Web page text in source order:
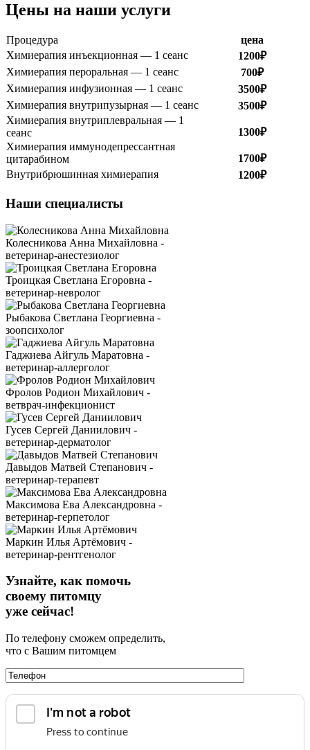
Цены на наши услуги
Процедура
цена
Химиерапия инъекционная — 1 сеанс
1200₽
Химиерапия пероральная — 1 сеанс
700₽
Химиерапия инфузионная — 1 сеанс
3500₽
Химиерапия внутрипузырная — 1 сеанс
3500₽
Химиерапия внутриплевральная — 1
сеанс
1300₽
Химиерапия иммунодепрессантная
цитарабином
1700₽
Внутрибрюшинная химиерапия
1200₽
Наши специалисты
Колесникова Анна Михайловна -
ветеринар-анестезиолог
Троицкая Светлана Егоровна -
ветеринар-невролог
Рыбакова Светлана Георгиевна -
зоопсихолог
Гаджиева Айгуль Маратовна -
ветеринар-аллерголог
Фролов Родион Михайлович -
ветврач-инфекционист
Гусев Сергей Даниилович -
ветеринар-дерматолог
Давыдов Матвей Степанович -
ветеринар-терапевт
Максимова Ева Александровна -
ветеринар-герпетолог
Маркин Илья Артёмович -
ветеринар-рентгенолог
Узнайте, как помочь
своему питомцу
уже сейчас!
По телефону сможем определить,
что с Вашим питомцем